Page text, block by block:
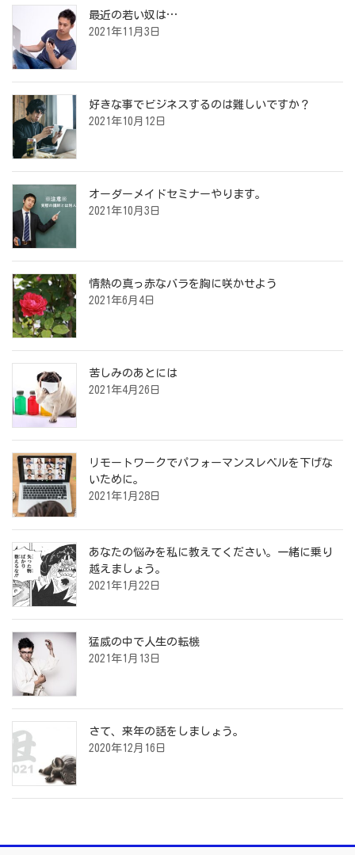
最近の若い奴は…
2021年11月3日
好きな事でビジネスするのは難しいですか？
2021年10月12日
オーダーメイドセミナーやります。
2021年10月3日
情熱の真っ赤なバラを胸に咲かせよう
2021年6月4日
苦しみのあとには
2021年4月26日
リモートワークでパフォーマンスレベルを下げな
いために。
2021年1月28日
あなたの悩みを私に教えてください。一緒に乗り
越えましょう。
2021年1月22日
猛威の中で人生の転機
2021年1月13日
さて、来年の話をしましょう。
2020年12月16日